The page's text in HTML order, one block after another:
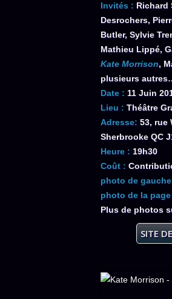
Invités : Richard
Desrochers,
Butler, Sylvie
Mathieu Lippé,
Kate Morrison,
plusieurs
Date : 11 Juin
Lieu : Théâtre
Adresse: 53, rue
Sherbrooke QC
Heure : 19h30
Coût :
photo de
photo de la
Plus de photos
SITE